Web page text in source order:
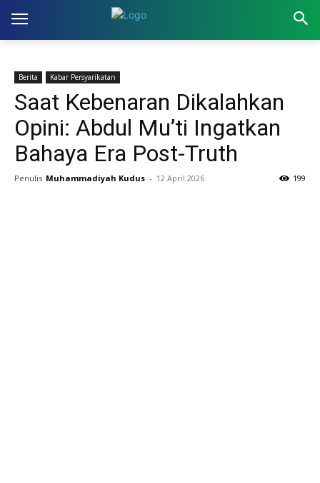
Berita Kabar Persyarikatan
Saat Kebenaran Dikalahkan
Opini: Abdul Mu’ti Ingatkan
Bahaya Era Post-Truth
Penulis Muhammadiyah Kudus - 12 April 2026 199